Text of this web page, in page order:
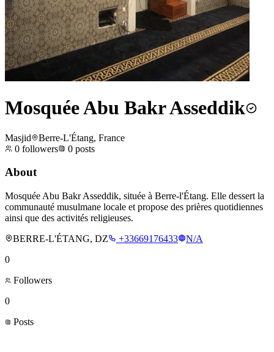
Mosquée Abu Bakr Asseddik
Masjid
Berre-L'Étang, France
0 followers 0 posts
About
Mosquée Abu Bakr Asseddik, située à Berre-l'Étang. Elle dessert la
communauté musulmane locale et propose des prières quotidiennes
ainsi que des activités religieuses.
BERRE-L'ÉTANG, DZ
+33669176433
N/A
0
Followers
0
Posts